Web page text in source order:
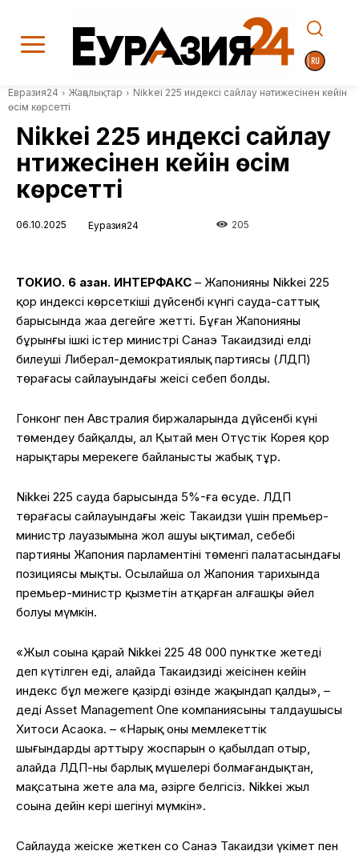
Евразия24 Жаңалықтар
Nikkei 225 индексі сайлау нәтижесінен кейін
өсім көрсетті
Nikkei 225 индексі сайлау
нәтижесінен кейін өсім
көрсетті
06.10.2025 Еуразия24 205
ТОКИО. 6 қазан. ИНТЕРФАКС – Жапонияның Nikkei 225
қор индексі көрсеткіші дүйсенбі күнгі сауда-саттық
барысында жаңа деңгейге жетті. Бұған Жапонияның
бұрынғы ішкі істер министрі Санаэ Такаидзидің елдің
билеуші Либерал-демократиялық партиясы (ЛДП)
төрағасы сайлауындағы жеңісі себеп болды.
Гонконг пен Австралия биржаларында дүйсенбі күні
төмендеу байқалды, ал Қытай мен Оңтүстік Корея қор
нарықтары мерекеге байланысты жабық тұр.
Nikkei 225 сауда барысында 5%-ға өсуде. ЛДП
төрағасы сайлауындағы жеңіс Такаидзи үшін премьер-
министр лауазымына жол ашуы ықтимал, себебі
партияның Жапония парламентінің төменгі палатасындағы
позициясы мықты. Осылайша ол Жапония тарихында
премьер-министр қызметін атқарған алғашқы әйел
болуы мүмкін.
«Жыл соңына қарай Nikkei 225 48 000 пунктке жетеді
деп күтілген еді, алайда Такаидзидің жеңісінен кейін
индекс бұл межеге қазірдің өзінде жақындап қалды», –
деді Asset Management One компаниясының талдаушысы
Хитоси Асаока. – «Нарық оның мемлекеттік
шығындарды арттыру жоспарын оң қабылдап отыр,
алайда ЛДП-ның барлық мүшелері болмағандықтан,
мақсатына жете ала ма, әзірге белгісіз. Nikkei жыл
соңына дейін кері шегінуі мүмкін».
Сайлауда жеңіске жеткен соң Санаэ Такаидзи үкімет пен